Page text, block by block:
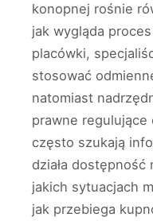
konopnej rośnie
jak wygląda
placówki,
stosować
natomiast
prawne regulujące
często szukają
działa
jakich sytuacjach
jak przebiega